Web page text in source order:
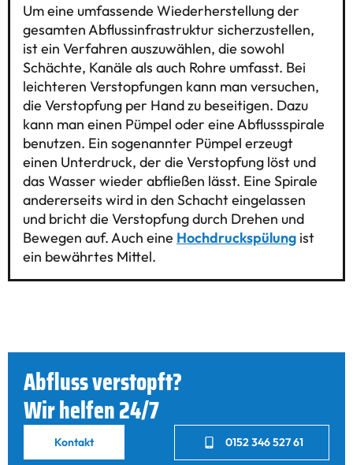
Um eine umfassende Wiederherstellung der
gesamten Abflussinfrastruktur sicherzustellen,
ist ein Verfahren auszuwählen, die sowohl
Schächte, Kanäle als auch Rohre umfasst. Bei
leichteren Verstopfungen kann man versuchen,
die Verstopfung per Hand zu beseitigen. Dazu
kann man einen Pümpel oder eine Abflussspirale
benutzen. Ein sogenannter Pümpel erzeugt
einen Unterdruck, der die Verstopfung löst und
das Wasser wieder abfließen lässt. Eine Spirale
andererseits wird in den Schacht eingelassen
und bricht die Verstopfung durch Drehen und
Bewegen auf. Auch eine Hochdruckspülung ist
ein bewährtes Mittel.
Abfluss verstopft?
Wir helfen 24/7
Kontakt 0152 346 527 61